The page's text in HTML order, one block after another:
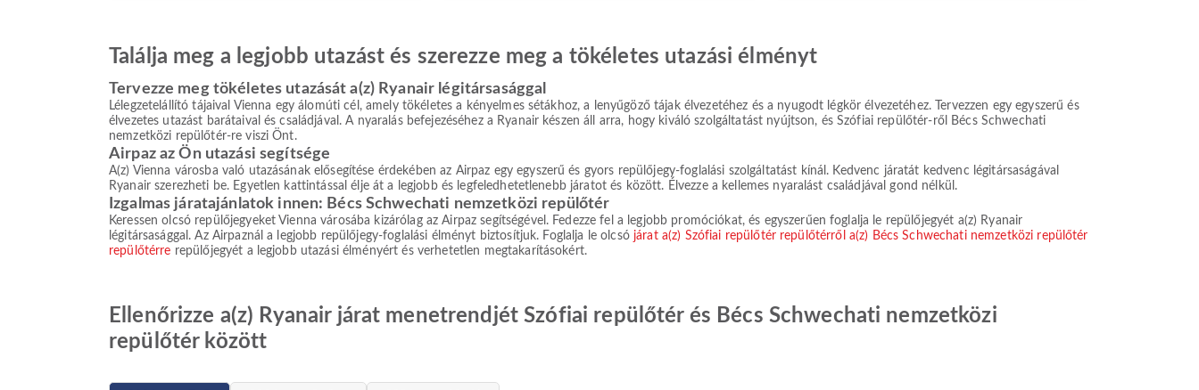
Találja meg a legjobb utazást és szerezze meg a tökéletes utazási élményt
Tervezze meg tökéletes utazását a(z) Ryanair légitársasággal
Lélegzetelállító tájaival Vienna egy álomúti cél, amely tökéletes a kényelmes sétákhoz, a lenyűgöző tájak élvezetéhez és a nyugodt légkör élvezetéhez. Tervezzen egy egyszerű és
élvezetes utazást barátaival és családjával. A nyaralás befejezéséhez a Ryanair készen áll arra, hogy kiváló szolgáltatást nyújtson, és Szófiai repülőtér-ről Bécs Schwechati
nemzetközi repülőtér-re viszi Önt.
Airpaz az Ön utazási segítsége
A(z) Vienna városba való utazásának elősegítése érdekében az Airpaz egy egyszerű és gyors repülőjegy-foglalási szolgáltatást kínál. Kedvenc járatát kedvenc légitársaságával
Ryanair szerezheti be. Egyetlen kattintással élje át a legjobb és legfeledhetetlenebb járatot és között. Élvezze a kellemes nyaralást családjával gond nélkül.
Izgalmas járatajánlatok innen: Bécs Schwechati nemzetközi repülőtér
Keressen olcsó repülőjegyeket Vienna városába kizárólag az Airpaz segítségével. Fedezze fel a legjobb promóciókat, és egyszerűen foglalja le repülőjegyét a(z) Ryanair
légitársasággal. Az Airpaznál a legjobb repülőjegy-foglalási élményt biztosítjuk. Foglalja le olcsó járat a(z) Szófiai repülőtér repülőtérről a(z) Bécs Schwechati nemzetközi repülőtér
repülőtérre repülőjegyét a legjobb utazási élményért és verhetetlen megtakarításokért.
Ellenőrizze a(z) Ryanair járat menetrendjét Szófiai repülőtér és Bécs Schwechati nemzetközi
repülőtér között